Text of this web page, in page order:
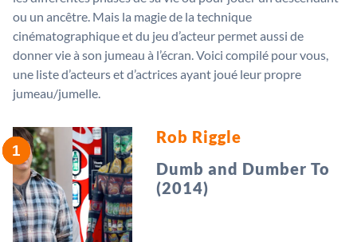
ou un ancêtre. Mais la magie de la technique
cinématographique et du jeu d’acteur permet aussi de
donner vie à son jumeau à l’écran. Voici compilé pour vous,
une liste d’acteurs et d’actrices ayant joué leur propre
jumeau/jumelle.
Rob Riggle
Dumb and Dumber To
(2014)